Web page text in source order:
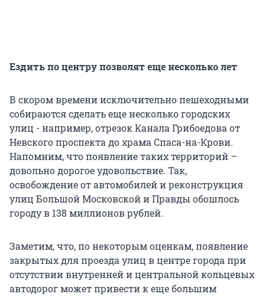
Ездить по центру позволят еще несколько лет
В скором времени исключительно пешеходными
собираются сделать еще несколько городских
улиц - например, отрезок Канала Грибоедова от
Невского проспекта до храма Спаса-на-Крови.
Напомним, что появление таких территорий –
довольно дорогое удовольствие. Так,
освобождение от автомобилей и реконструкция
улиц Большой Московской и Правды обошлось
городу в 138 миллионов рублей.
Заметим, что, по некоторым оценкам, появление
закрытых для проезда улиц в центре города при
отсутствии внутренней и центральной кольцевых
автодорог может привести к еще большим